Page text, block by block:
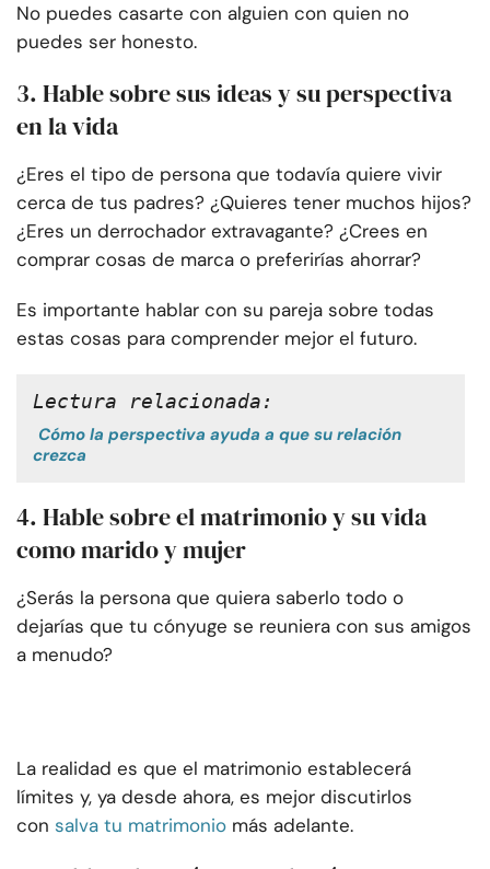
No puedes casarte con alguien con quien no
puedes ser honesto.
3. Hable sobre sus ideas y su perspectiva
en la vida
¿Eres el tipo de persona que todavía quiere vivir
cerca de tus padres? ¿Quieres tener muchos hijos?
¿Eres un derrochador extravagante? ¿Crees en
comprar cosas de marca o preferirías ahorrar?
Es importante hablar con su pareja sobre todas
estas cosas para comprender mejor el futuro.
Lectura relacionada:
Cómo la perspectiva ayuda a que su relación
crezca
4. Hable sobre el matrimonio y su vida
como marido y mujer
¿Serás la persona que quiera saberlo todo o
dejarías que tu cónyuge se reuniera con sus amigos
a menudo?
La realidad es que el matrimonio establecerá
límites y, ya desde ahora, es mejor discutirlos
con salva tu matrimonio más adelante.